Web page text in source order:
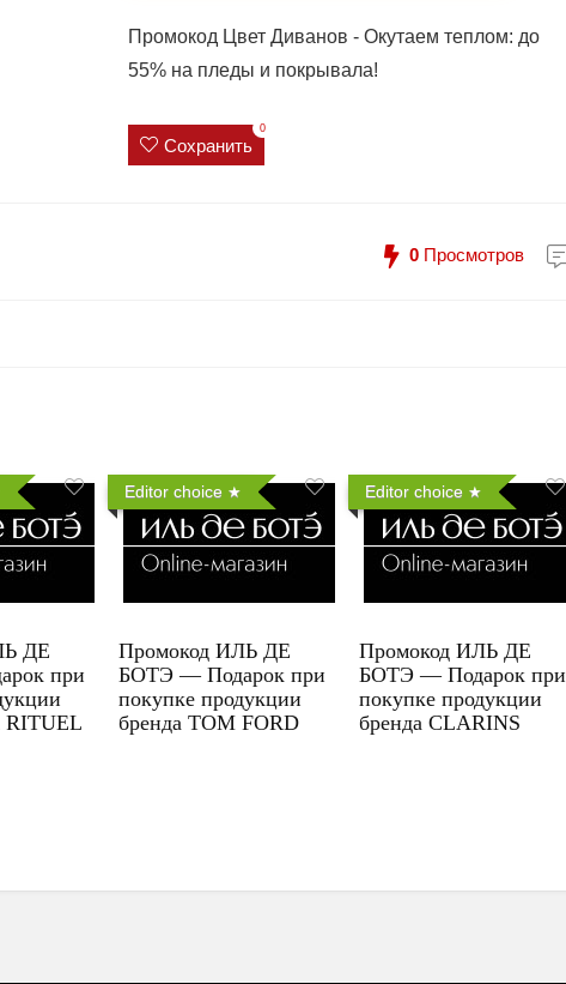
Промокод Цвет Диванов - Окутаем теплом: до
55% на пледы и покрывала!
Сохранить
0
0 Просмотров
ДЕ
при
RITUEL
Editor choice
Промокод ИЛЬ ДЕ
БОТЭ — Подарок при
покупке продукции
бренда TOM FORD
Editor choice
Промокод ИЛЬ ДЕ
БОТЭ — Подарок при
покупке продукции
бренда CLARINS